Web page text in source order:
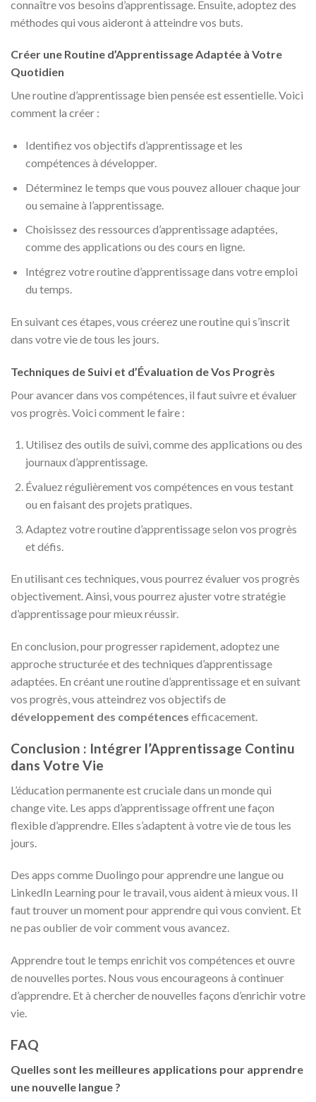
connaître vos besoins d’apprentissage. Ensuite, adoptez des
méthodes qui vous aideront à atteindre vos buts.
Créer une Routine d’Apprentissage Adaptée à Votre
Quotidien
Une routine d’apprentissage bien pensée est essentielle. Voici
comment la créer :
Identifiez vos objectifs d’apprentissage et les
compétences à développer.
Déterminez le temps que vous pouvez allouer chaque jour
ou semaine à l’apprentissage.
Choisissez des ressources d’apprentissage adaptées,
comme des applications ou des cours en ligne.
Intégrez votre routine d’apprentissage dans votre emploi
du temps.
En suivant ces étapes, vous créerez une routine qui s’inscrit
dans votre vie de tous les jours.
Techniques de Suivi et d’Évaluation de Vos Progrès
Pour avancer dans vos compétences, il faut suivre et évaluer
vos progrès. Voici comment le faire :
Utilisez des outils de suivi, comme des applications ou des
journaux d’apprentissage.
Évaluez régulièrement vos compétences en vous testant
ou en faisant des projets pratiques.
Adaptez votre routine d’apprentissage selon vos progrès
et défis.
En utilisant ces techniques, vous pourrez évaluer vos progrès
objectivement. Ainsi, vous pourrez ajuster votre stratégie
d’apprentissage pour mieux réussir.
En conclusion, pour progresser rapidement, adoptez une
approche structurée et des techniques d’apprentissage
adaptées. En créant une routine d’apprentissage et en suivant
vos progrès, vous atteindrez vos objectifs de
développement des compétences efficacement.
Conclusion : Intégrer l’Apprentissage Continu
dans Votre Vie
L’éducation permanente est cruciale dans un monde qui
change vite. Les apps d’apprentissage offrent une façon
flexible d’apprendre. Elles s’adaptent à votre vie de tous les
jours.
Des apps comme Duolingo pour apprendre une langue ou
LinkedIn Learning pour le travail, vous aident à mieux vous. Il
faut trouver un moment pour apprendre qui vous convient. Et
ne pas oublier de voir comment vous avancez.
Apprendre tout le temps enrichit vos compétences et ouvre
de nouvelles portes. Nous vous encourageons à continuer
d’apprendre. Et à chercher de nouvelles façons d’enrichir votre
vie.
FAQ
Quelles sont les meilleures applications pour apprendre
une nouvelle langue ?